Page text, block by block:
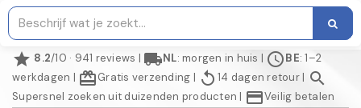
star 8.2/10 · 941 reviews | local_shippingNL: morgen in huis | scheduleBE: 1–2
werkdagen | redeemGratis verzending | replay 14 dagen retour| search
Supersnel zoeken uit duizenden producten | credit_cardVeilig betalen